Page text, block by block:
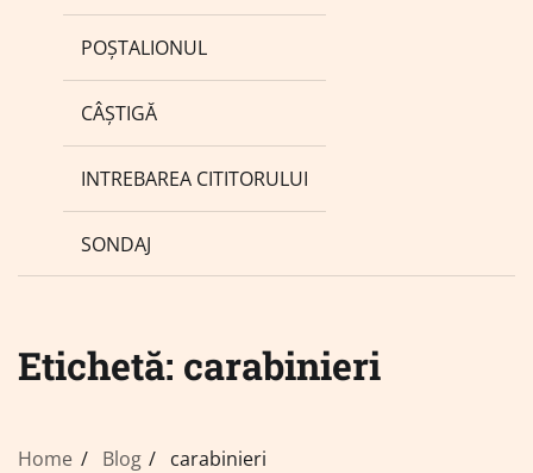
POȘTALIONUL
CÂȘTIGĂ
INTREBAREA CITITORULUI
SONDAJ
Etichetă: carabinieri
Home Blog carabinieri